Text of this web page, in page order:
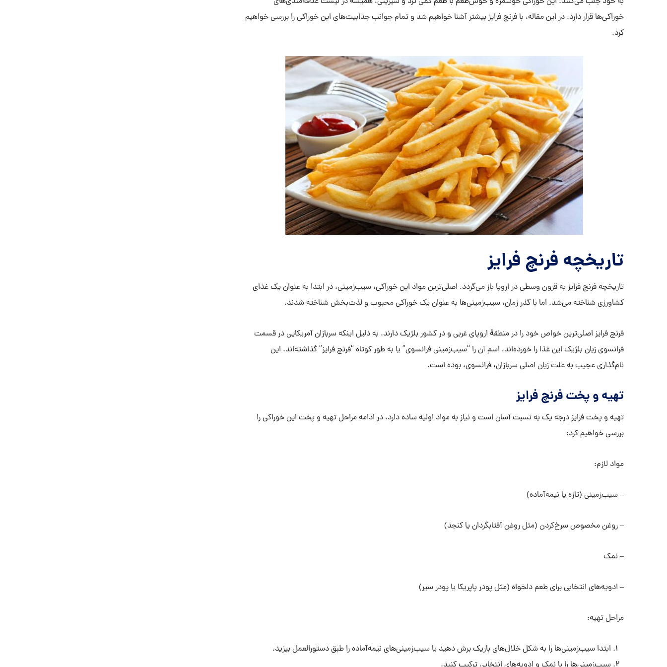
خوراکی‌ها قرار دارد. در این مقاله، با فرنچ فرایز بیشتر آشنا خواهیم شد و تمام جوانب جذابیت‌های این خوراکی را بررسی خواهیم
کرد.
تاریخچه فرنچ فرایز
تاریخچه فرنچ فرایز به قرون وسطی در اروپا باز می‌گردد. اصلی‌ترین مواد این خوراکی، سیب‌زمینی، در ابتدا به عنوان یک غذای
کشاورزی شناخته می‌شد. اما با گذر زمان، سیب‌زمینی‌ها به عنوان یک خوراکی محبوب و لذت‌بخش شناخته شدند.
فرنچ فرایز اصلی‌ترین خواص خود را در منطقۀ اروپای غربی و در کشور بلژیک دارند. به دلیل اینکه سربازان آمریکایی در قسمت
فرانسوی زبان بلژیک این غذا را خورده‌اند، اسم آن را “سیب‌زمینی فرانسوی” یا به طور کوتاه “فرنچ فرایز” گذاشته‌اند. این
نام‌گذاری عجیب به علت زبان اصلی سربازان، فرانسوی، بوده است.
تهیه و پخت فرنچ فرایز
تهیه و پخت فرایز درجه یک به نسبت آسان است و نیاز به مواد اولیه ساده دارد. در ادامه مراحل تهیه و پخت این خوراکی را
بررسی خواهیم کرد:
مواد لازم:
– سیب‌زمینی (تازه یا نیمه‌آماده)
– روغن مخصوص سرخ‌کردن (مثل روغن آفتابگردان یا کنجد)
– نمک
– ادویه‌های انتخابی برای طعم دلخواه (مثل پودر پاپریکا یا پودر سیر)
مراحل تهیه:
ابتدا سیب‌زمینی‌ها را به شکل خلال‌های باریک برش دهید یا سیب‌زمینی‌های نیمه‌آماده را طبق دستورالعمل بپزید.